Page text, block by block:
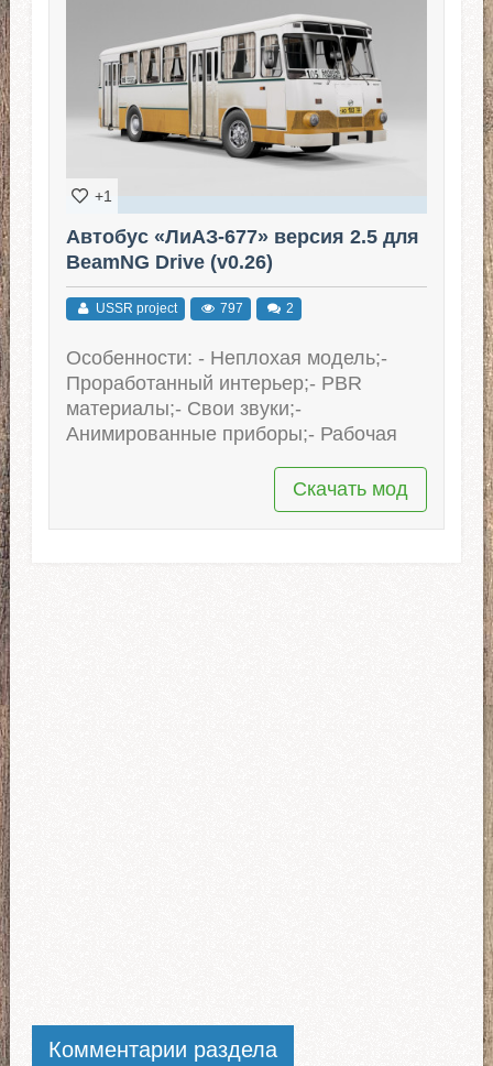
+1
Автобус «ЛиАЗ-677» версия 2.5 для
BeamNG Drive (v0.26)
USSR project 797 2
Особенности: - Неплохая модель;-
Проработанный интерьер;- PBR
материалы;- Свои звуки;-
Анимированные приборы;- Рабочая
Скачать мод
Комментарии раздела